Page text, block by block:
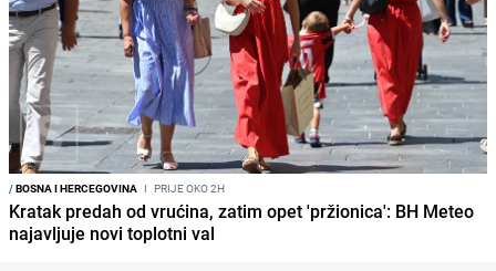
/BOSNA I HERCEGOVINA I PRIJE OKO 2H
Kratak predah od vrućina, zatim opet 'pržionica': BH Meteo
najavljuje novi toplotni val